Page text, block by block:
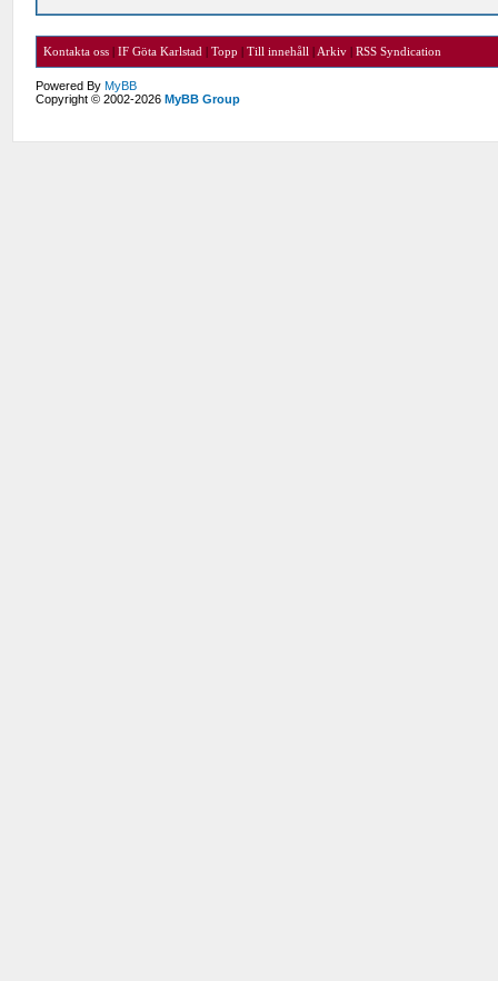
Kontakta oss |IF Göta Karlstad |Topp |Till innehåll | Arkiv |RSS Syndication
Powered ByMyBB
Copyright © 2002-2026MyBB Group